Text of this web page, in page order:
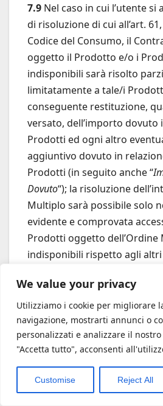
We value your privacy
Utilizziamo i cookie per migliorare
navigazione, mostrarti annunci o
personalizzati e analizzare il
"Accetta tutto", acconsenti
Customise Reject All
7.9 Nel caso in cui l’utente si
di risoluzione di cui all’art.
Codice del Consumo, il
oggetto il Prodotto e/o i
indisponibili sarà risolto
limitatamente a tale/i
conseguente restituzione,
versato, dell’importo dovuto
Prodotti ed ogni altro
aggiuntivo dovuto in
Prodotti (in seguito anche “
Dovuto“); la risoluzione
Multiplo sarà possibile solo
evidente e comprovata
Prodotti oggetto
indisponibili rispetto agli